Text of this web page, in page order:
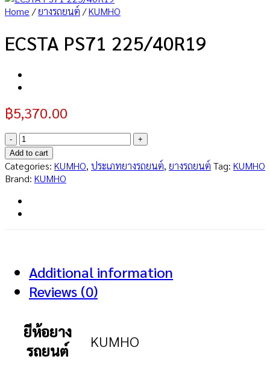
Home /ยางรถยนต์ /KUMHO
ECSTA PS71 225/40R19
฿5,370.00
ECSTA
PS71
225/40R19
quantity
Add to cart
Categories: KUMHO, ประเภทยางรถยนต์, ยางรถยนต์ Tag: KUMHO
Brand: KUMHO
Additional information
Reviews (0)
ยีห้อยาง
รถยนต์
KUMHO